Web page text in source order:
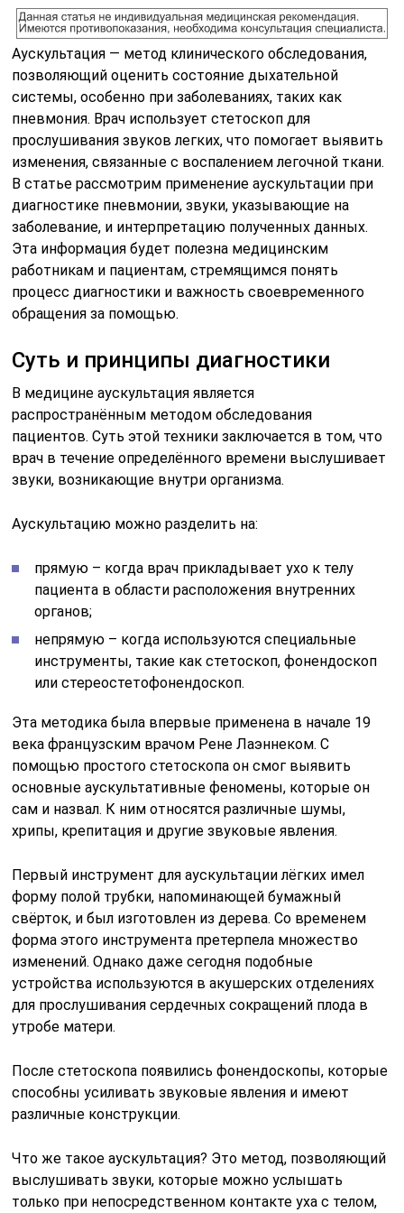
Аускультация — метод клинического обследования,
позволяющий оценить состояние дыхательной
системы, особенно при заболеваниях, таких как
пневмония. Врач использует стетоскоп для
прослушивания звуков легких, что помогает выявить
изменения, связанные с воспалением легочной ткани.
В статье рассмотрим применение аускультации при
диагностике пневмонии, звуки, указывающие на
заболевание, и интерпретацию полученных данных.
Эта информация будет полезна медицинским
работникам и пациентам, стремящимся понять
процесс диагностики и важность своевременного
обращения за помощью.
Суть и принципы диагностики
В медицине аускультация является
распространённым методом обследования
пациентов. Суть этой техники заключается в том, что
врач в течение определённого времени выслушивает
звуки, возникающие внутри организма.
Аускультацию можно разделить на:
прямую – когда врач прикладывает ухо к телу
пациента в области расположения внутренних
органов;
непрямую – когда используются специальные
инструменты, такие как стетоскоп, фонендоскоп
или стереостетофонендоскоп.
Эта методика была впервые применена в начале 19
века французским врачом Рене Лаэннеком. С
помощью простого стетоскопа он смог выявить
основные аускультативные феномены, которые он
сам и назвал. К ним относятся различные шумы,
хрипы, крепитация и другие звуковые явления.
Первый инструмент для аускультации лёгких имел
форму полой трубки, напоминающей бумажный
свёрток, и был изготовлен из дерева. Со временем
форма этого инструмента претерпела множество
изменений. Однако даже сегодня подобные
устройства используются в акушерских отделениях
для прослушивания сердечных сокращений плода в
утробе матери.
После стетоскопа появились фонендоскопы, которые
способны усиливать звуковые явления и имеют
различные конструкции.
Что же такое аускультация? Это метод, позволяющий
выслушивать звуки, которые можно услышать
только при непосредственном контакте уха с телом,